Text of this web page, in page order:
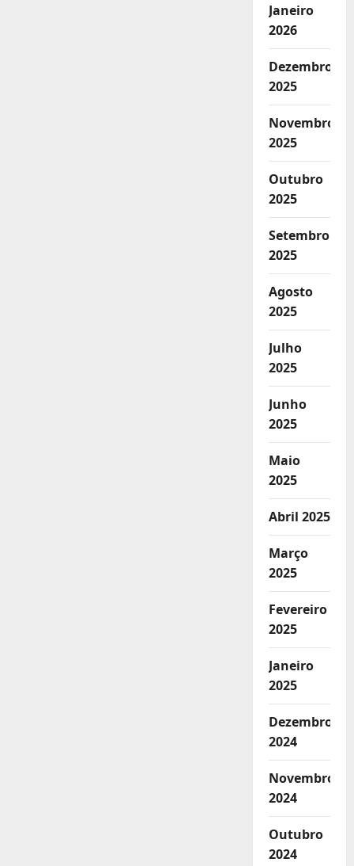
Janeiro
2026
Dezembro
2025
Novembro
2025
Outubro
2025
Setembro
2025
Agosto
2025
Julho
2025
Junho
2025
Maio
2025
Abril 2025
Março
2025
Fevereiro
2025
Janeiro
2025
Dezembro
2024
Novembro
2024
Outubro
2024